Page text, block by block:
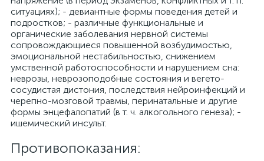
ситуациях); - девиантные формы поведения детей и
подростков; - различные функциональные и
органические заболевания нервной системы
сопровождающиеся повышенной возбудимостью,
эмоциональной нестабильностью, снижением
умственной работоспособности и нарушением сна:
неврозы, неврозоподобные состояния и вегето-
сосудистая дистония, последствия нейроинфекций и
черепно-мозговой травмы, перинатальные и другие
формы энцефалопатий (в т. ч. алкогольного генеза); -
ишемический инсульт.
Противопоказания: